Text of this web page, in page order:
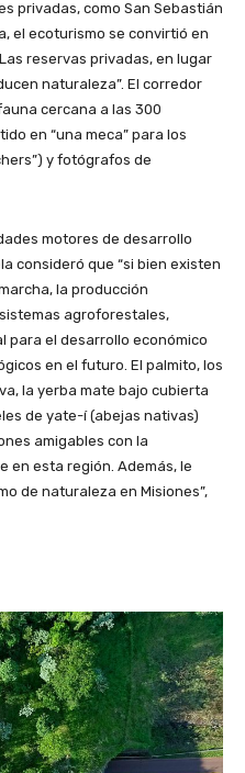
privadas, como San Sebastián
el ecoturismo se convirtió en
reservas privadas, en lugar
naturaleza”. El corredor
cercana a las 300
en “una meca” para los
y fotógrafos de
motores de desarrollo
consideró que “si bien existen
la producción
agroforestales,
para el desarrollo económico
en el futuro. El palmito, los
la yerba mate bajo cubierta
de yate-í (abejas nativas)
amigables con la
en esta región. Además, le
de naturaleza en Misiones”,